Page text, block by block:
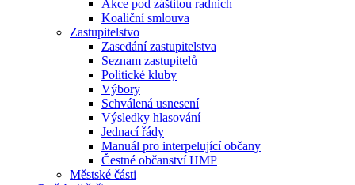
Akce pod záštitou radních
Koaliční smlouva
Zastupitelstvo
Zasedání zastupitelstva
Seznam zastupitelů
Politické kluby
Výbory
Schválená usnesení
Výsledky hlasování
Jednací řády
Manuál pro interpelující občany
Čestné občanství HMP
Městské části